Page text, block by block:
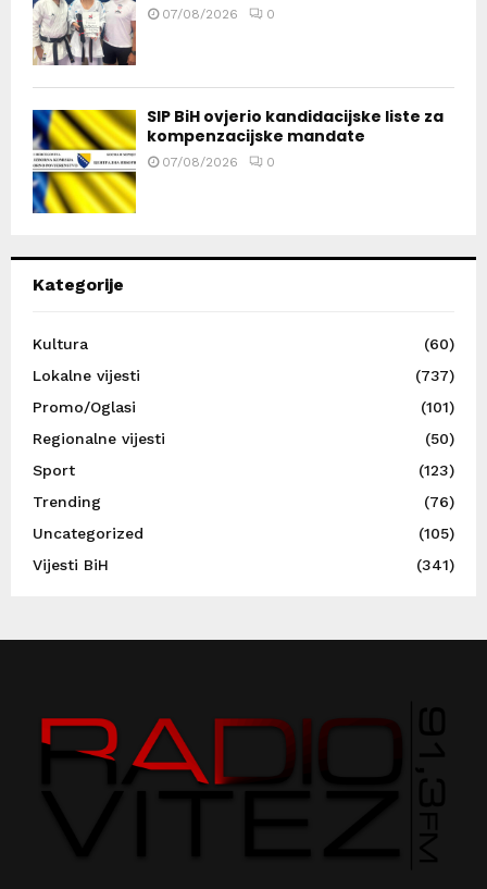
07/08/2026 0
SIP BiH ovjerio kandidacijske liste za
kompenzacijske mandate
07/08/2026 0
Kategorije
Kultura
(60)
Lokalne vijesti
(737)
Promo/Oglasi
(101)
Regionalne vijesti
(50)
Sport
(123)
Trending
(76)
Uncategorized
(105)
Vijesti BiH
(341)